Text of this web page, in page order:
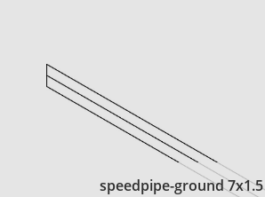
speedpipe-ground 7x1.5